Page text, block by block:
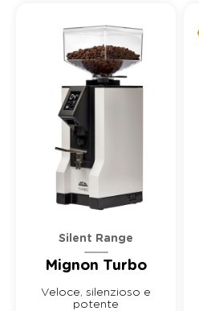
Silent Range
Mignon Turbo
Veloce, silenzioso e
potente